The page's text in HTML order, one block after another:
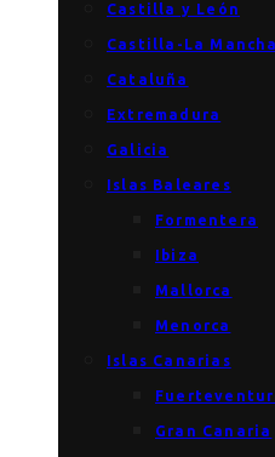
Castilla y León
Castilla-La Mancha
Cataluña
Extremadura
Galicia
Islas Baleares
Formentera
Ibiza
Mallorca
Menorca
Islas Canarias
Gran Canaria